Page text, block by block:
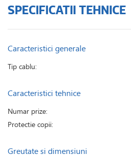
SPECIFICATII TEHNICE
Caracteristici generale
Tip cablu:
Caracteristici tehnice
Numar prize:
Protectie copii:
Greutate si dimensiuni